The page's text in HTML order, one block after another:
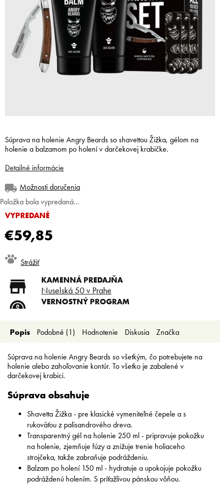
€59,85
Jednotková
cena:
VYPREDANÉ
Možnosti doručenia
Položka bola vypredaná…
Súprava na holenie Angry Beards so shavettou Žižka, gélom na
holenie a balzamom po holení v darčekovej krabičke.
Detailné informácie
Strážiť
KAMENNÁ PREDAJŇA
Nuselská 50 v Prahe
VERNOSTNÝ PROGRAM
Doprava zadarmo od 80 €
Nízke ceny pre holičov a
kaderníkov
Popis Podobné (1) Hodnotenie Diskusia Značka
Súprava na holenie Angry Beards so všetkým, čo potrebujete na
holenie alebo zahoľovanie kontúr. To všetko je zabalené v
darčekovej krabici.
Súprava obsahuje
Shavetta Žižka - pre klasické vymeniteľné čepele a s
rukoväťou z palisandrového dreva.
Transparentný gél na holenie 250 ml - pripravuje pokožku
na holenie, zjemňuje fúzy a znižuje trenie holiaceho
strojčeka, takže zabraňuje podráždeniu.
Balzam po holení 150 ml - hydratuje a upokojuje pokožku
podráždenú holením. S príťažlivou pánskou vôňou.